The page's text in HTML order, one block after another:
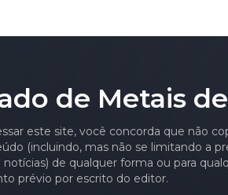
de Metais
este site, você concorda que não
(incluindo, mas não se limitando a
de qualquer forma ou para
prévio por escrito do editor.